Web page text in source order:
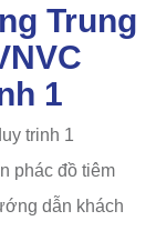
Trung
1